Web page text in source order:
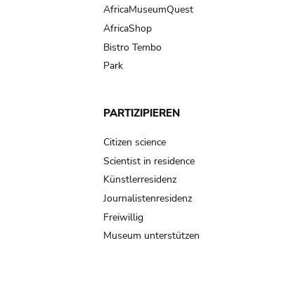
AfricaMuseumQuest
AfricaShop
Bistro Tembo
Park
PARTIZIPIEREN
Citizen science
Scientist in residence
Künstlerresidenz
Journalistenresidenz
Freiwillig
Museum unterstützen